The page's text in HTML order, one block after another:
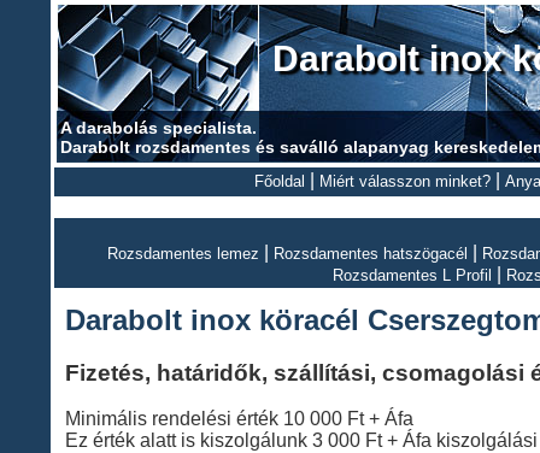
Darabolt inox
A darabolás specialista.
Darabolt rozsdamentes és saválló alapanyag
Főoldal Miért válasszon minket?|
Rozsdamentes lemez Rozsdamentes hatszögacél
Rozsdamentes L Profil
Darabolt inox köracél
Fizetés, határidők, szállítási, csomagolási
Minimális rendelési érték 10 000 Ft + Áfa
Ez érték alatt is kiszolgálunk 3 000 Ft + Áfa